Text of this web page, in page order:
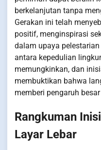
berkelanjutan tanpa
Gerakan ini telah
positif, menginspirasi
dalam upaya
antara kepedulian
memungkinkan, dan
membuktikan bahwa
memberi pengaruh
Rangkuman
Layar Lebar